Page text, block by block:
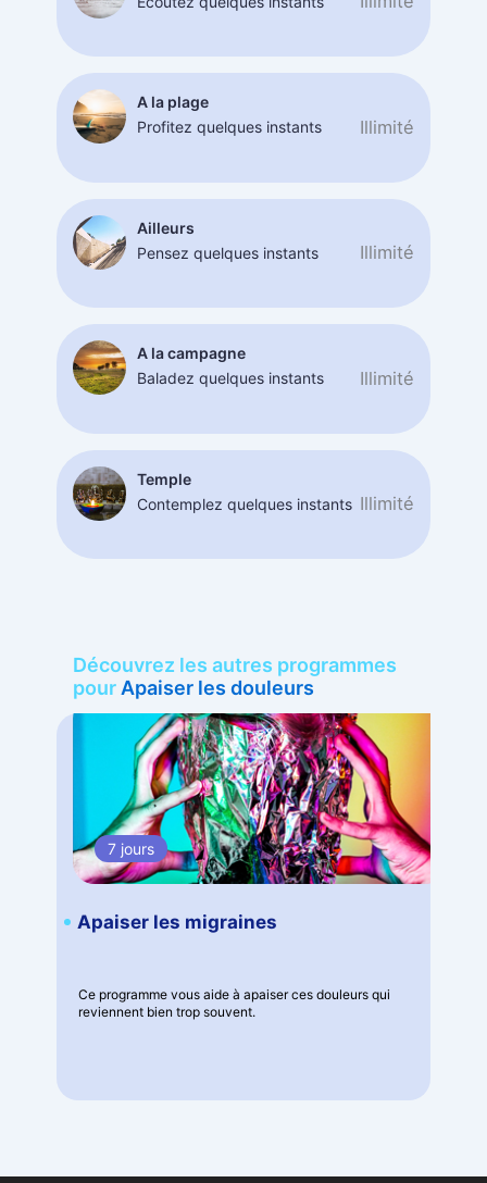
A la plage
Profitez quelques instants
Illimité
Ailleurs
Pensez quelques instants
Illimité
A la campagne
Baladez quelques instants
Illimité
Temple
Contemplez quelques instants Illimité
Découvrez les autres programmes
pour Apaiser les douleurs
7 jours
Apaiser les migraines
Ce programme vous aide à apaiser ces douleurs qui
reviennent bien trop souvent.